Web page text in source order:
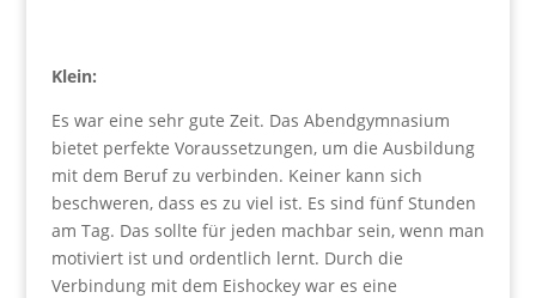
Klein:
Es war eine sehr gute Zeit. Das Abendgymnasium
bietet perfekte Voraussetzungen, um die Ausbildung
mit dem Beruf zu verbinden. Keiner kann sich
beschweren, dass es zu viel ist. Es sind fünf Stunden
am Tag. Das sollte für jeden machbar sein, wenn man
motiviert ist und ordentlich lernt. Durch die
Verbindung mit dem Eishockey war es eine